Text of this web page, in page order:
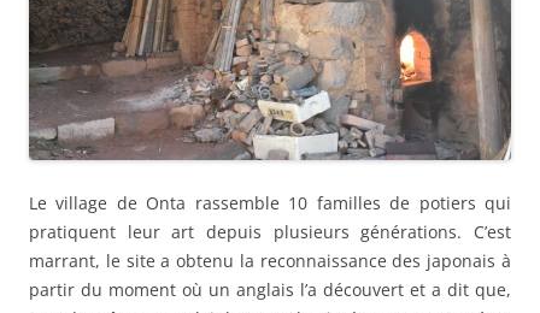
Le village de Onta rassemble 10 familles de potiers qui
pratiquent leur art depuis plusieurs générations. C’est
marrant, le site a obtenu la reconnaissance des japonais à
partir du moment où un anglais l’a découvert et a dit que,